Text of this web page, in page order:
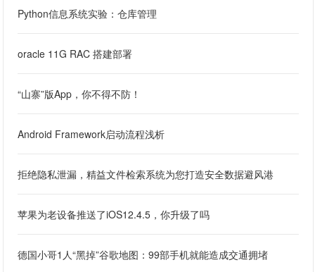
Python信息系统实验：仓库管理
oracle 11G RAC 搭建部署
“山寨”版App，你不得不防！
Android Framework启动流程浅析
拒绝隐私泄漏，精益文件检索系统为您打造安全数据避风港
苹果为老设备推送了iOS12.4.5，你升级了吗
德国小哥1人“黑掉”谷歌地图：99部手机就能造成交通拥堵